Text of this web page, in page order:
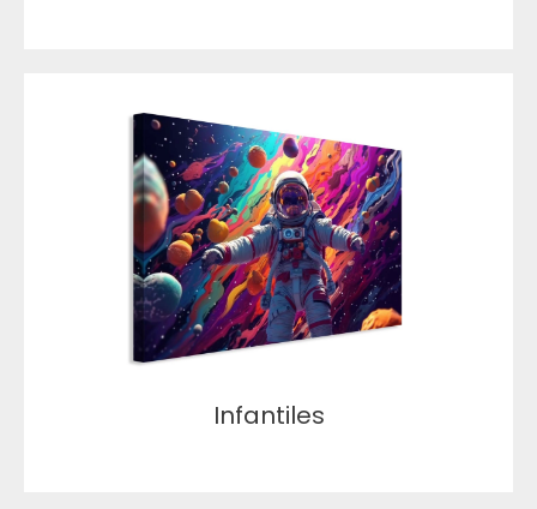
Infantiles